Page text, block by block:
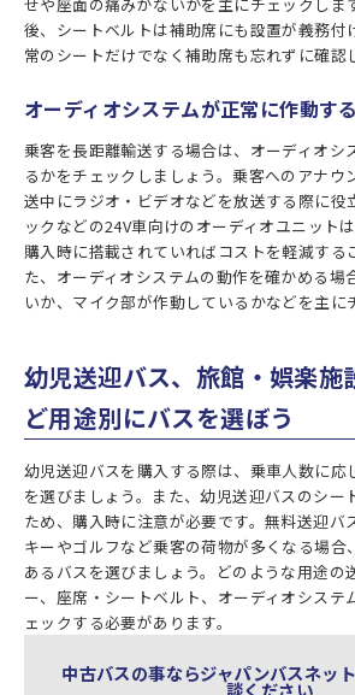
せや座面の痛みがないかを主にチェックしま
後、シートベルトは補助席にも設置が義務付
常のシートだけでなく補助席も忘れずに確認
オーディオシステムが正常に作動す
乗客を長距離輸送する場合は、オーディオシ
るかをチェックしましょう。乗客へのアナウ
送中にラジオ・ビデオなどを放送する際に役
ックなどの24V車向けのオーディオユニット
購入時に搭載されていればコストを軽減する
た、オーディオシステムの動作を確かめる場
いか、マイク部が作動しているかなどを主に
幼児送迎バス、旅館・娯楽施
ど用途別にバスを選ぼう
幼児送迎バスを購入する際は、乗車人数に応
を選びましょう。また、幼児送迎バスのシー
ため、購入時に注意が必要です。無料送迎バ
キーやゴルフなど乗客の荷物が多くなる場合
あるバスを選びましょう。どのような用途の
ー、座席・シートベルト、オーディオシステ
ェックする必要があります。
中古バスの事ならジャパンバスネッ
談ください